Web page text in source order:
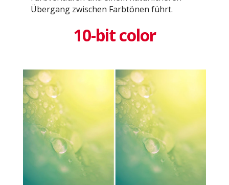
Übergang zwischen Farbtönen führt.
10-bit color